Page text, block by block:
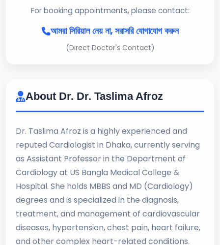
For booking appointments, please contact:
আমরা সিরিয়াল নেয় না, সরাসরি যোগাযোগ করুন
(Direct Doctor's Contact)
About Dr. Dr. Taslima Afroz
Dr. Taslima Afroz is a highly experienced and
reputed Cardiologist in Dhaka, currently serving
as Assistant Professor in the Department of
Cardiology at US Bangla Medical College &
Hospital. She holds MBBS and MD (Cardiology)
degrees and is specialized in the diagnosis,
treatment, and management of cardiovascular
diseases, hypertension, chest pain, heart failure,
and other complex heart-related conditions.